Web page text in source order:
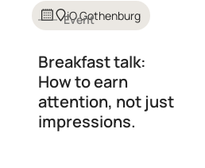
iO Gothenburg
Event
Breakfast talk:
How to earn
attention, not just
impressions.